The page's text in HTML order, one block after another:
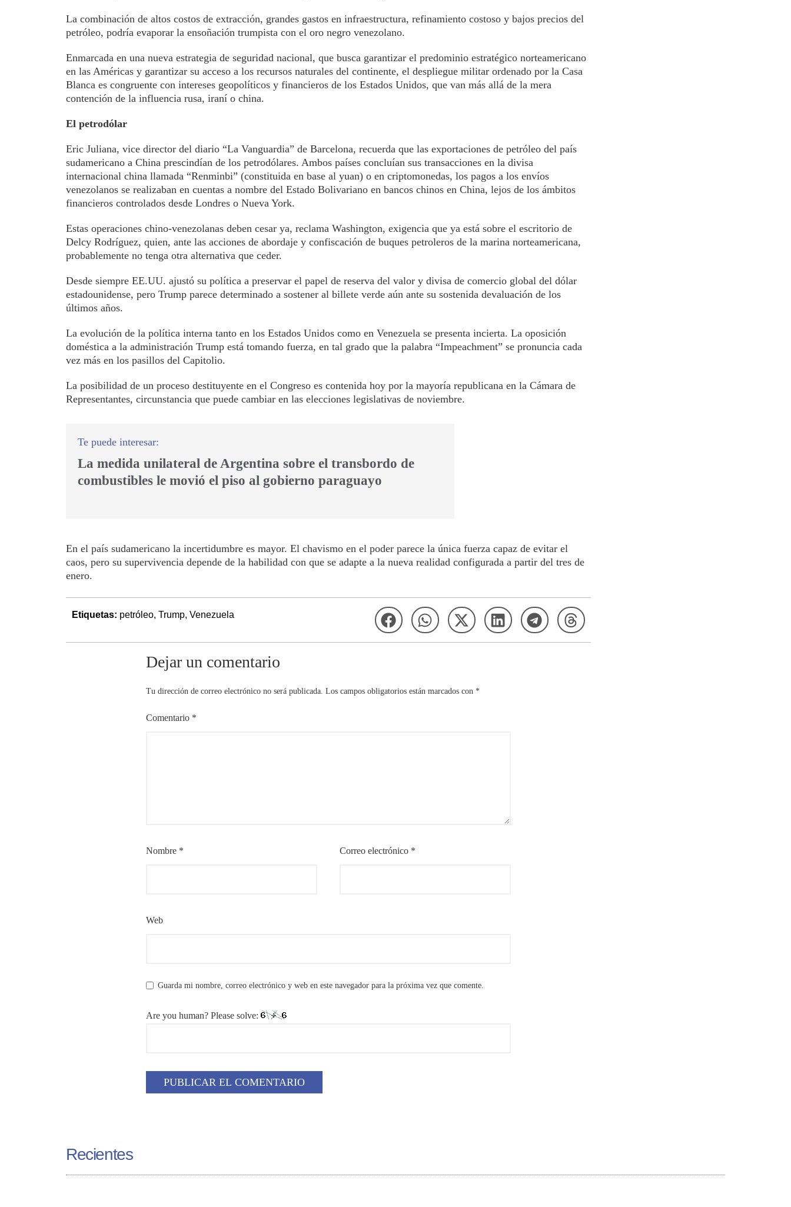
La combinación de altos costos de extracción, grandes gastos en infraestructura, refinamiento costoso y bajos precios del
petróleo, podría evaporar la ensoñación trumpista con el oro negro venezolano.
Enmarcada en una nueva estrategia de seguridad nacional, que busca garantizar el predominio estratégico norteamericano
en las Américas y garantizar su acceso a los recursos naturales del continente, el despliegue militar ordenado por la Casa
Blanca es congruente con intereses geopolíticos y financieros de los Estados Unidos, que van más allá de la mera
contención de la influencia rusa, iraní o china.
El petrodólar
Eric Juliana, vice director del diario “La Vanguardia” de Barcelona, recuerda que las exportaciones de petróleo del país
sudamericano a China prescindían de los petrodólares. Ambos países concluían sus transacciones en la divisa
internacional china llamada “Renminbi” (constituida en base al yuan) o en criptomonedas, los pagos a los envíos
venezolanos se realizaban en cuentas a nombre del Estado Bolivariano en bancos chinos en China, lejos de los ámbitos
financieros controlados desde Londres o Nueva York.
Estas operaciones chino-venezolanas deben cesar ya, reclama Washington, exigencia que ya está sobre el escritorio de
Delcy Rodríguez, quien, ante las acciones de abordaje y confiscación de buques petroleros de la marina norteamericana,
probablemente no tenga otra alternativa que ceder.
Desde siempre EE.UU. ajustó su política a preservar el papel de reserva del valor y divisa de comercio global del dólar
estadounidense, pero Trump parece determinado a sostener al billete verde aún ante su sostenida devaluación de los
últimos años.
La evolución de la política interna tanto en los Estados Unidos como en Venezuela se presenta incierta. La oposición
doméstica a la administración Trump está tomando fuerza, en tal grado que la palabra “Impeachment” se pronuncia cada
vez más en los pasillos del Capitolio.
La posibilidad de un proceso destituyente en el Congreso es contenida hoy por la mayoría republicana en la Cámara de
Representantes, circunstancia que puede cambiar en las elecciones legislativas de noviembre.
La medida unilateral de Argentina sobre el transbordo de
combustibles le movió el piso al gobierno paraguayo
En el país sudamericano la incertidumbre es mayor. El chavismo en el poder parece la única fuerza capaz de evitar el
caos, pero su supervivencia depende de la habilidad con que se adapte a la nueva realidad configurada a partir del tres de
enero.
Etiquetas: petróleo, Trump, Venezuela
Dejar un comentario
Tu dirección de correo electrónico no será publicada. Los campos obligatorios están marcados con *
Comentario *
Nombre * Correo electrónico *
Web
Guarda mi nombre, correo electrónico y web en este navegador para la próxima vez que comente.
Are you human? Please solve:
Recientes